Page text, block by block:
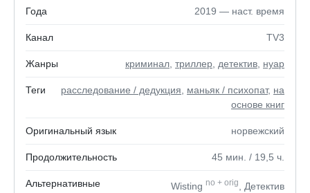
Года 2019 — наст. время
Канал TV3
Жанры криминал триллер детектив нуар
Теги расследование / дедукция маньяк / психопат, на
основе книг
Оригинальный язык норвежский
Продолжительность 45 мин. / 19,5 ч.
Альтернативные
Wisting no + orig
, Детектив